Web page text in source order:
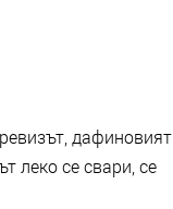
дафиновият
леко се свари, се